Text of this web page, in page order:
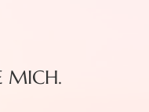
MICH.